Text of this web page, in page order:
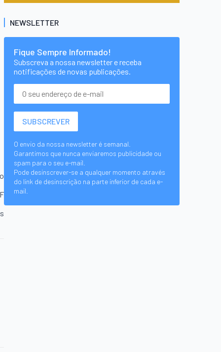
NEWSLETTER
Fique Sempre Informado!
Subscreva a nossa newsletter e receba
notificações de novas publicações.
O envio da nossa newsletter é semanal.
Garantimos que nunca enviaremos publicidade ou
spam para o seu e-mail.
Pode desinscrever-se a qualquer momento através
do link de desinscrição na parte inferior de cada e-
mail.